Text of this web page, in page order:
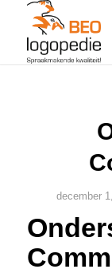
december